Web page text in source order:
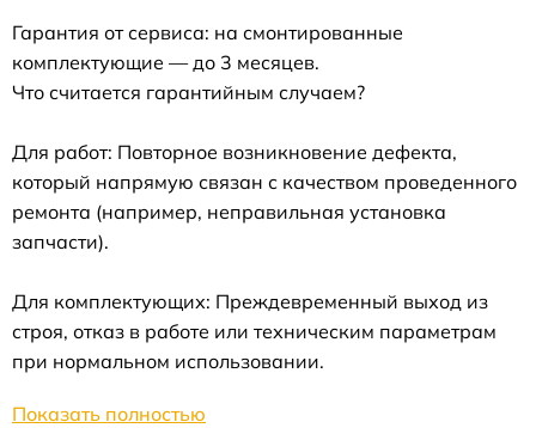
Гарантия от сервиса: на смонтированные
комплектующие — до 3 месяцев.
Что считается гарантийным случаем?
Для работ: Повторное возникновение дефекта,
который напрямую связан с качеством проведенного
ремонта (например, неправильная установка
запчасти).
Для комплектующих: Преждевременный выход из
строя, отказ в работе или техническим параметрам
при нормальном использовании.
Показать полностью